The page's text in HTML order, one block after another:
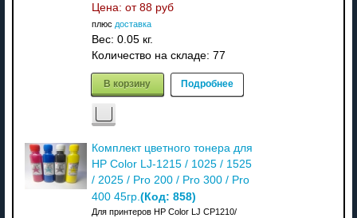
Цена: от 88 руб
плюс доставка
Вес: 0.05 кг.
Количество на складе: 77
В корзину Подробнее
Комплект цветного тонера для
HP Color LJ-1215 / 1025 / 1525
/ 2025 / Pro 200 / Pro 300 / Pro
400 45гр. (Код: 858)
Для принтеров HP Color LJ CP1210/